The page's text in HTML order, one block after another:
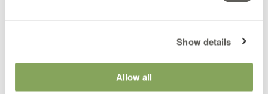
Show details
Allow all
¡Envía un mensaje a Pieter!